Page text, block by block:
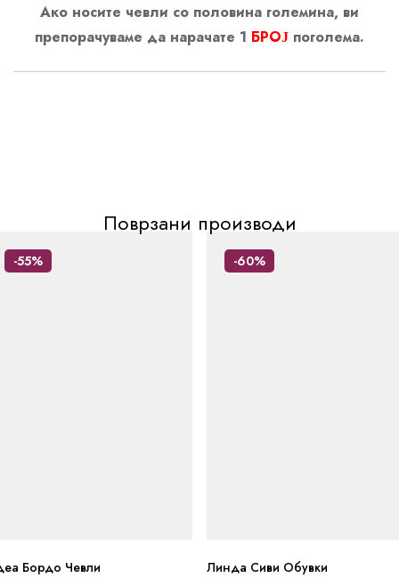
Ако носите чевли со половина големина, ви
препорачуваме да нарачате 1 БРОЈ поголема.
Поврзани производи
-55%
Бордо Чевли
-60%
Линда Сиви Обувки